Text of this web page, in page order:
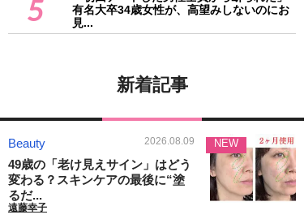
5
有名大卒34歳女性が、高望みしないのにお
見...
新着記事
Beauty 2026.08.09
49歳の「老け見えサイン」はどう
変わる？スキンケアの最後に“塗
るだ...
遠藤幸子
NEW